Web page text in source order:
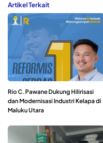
Artikel Terkait
Rio C. Pawane Dukung Hilirisasi
dan Modernisasi Industri Kelapa di
Maluku Utara